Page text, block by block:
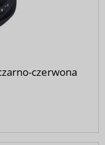
czerwona